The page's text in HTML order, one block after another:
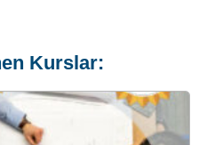
Kurs Eğitimi